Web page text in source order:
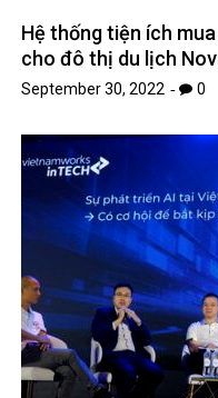
Hệ thống tiện ích
cho đô thị du lịch
September 30, 2022 0